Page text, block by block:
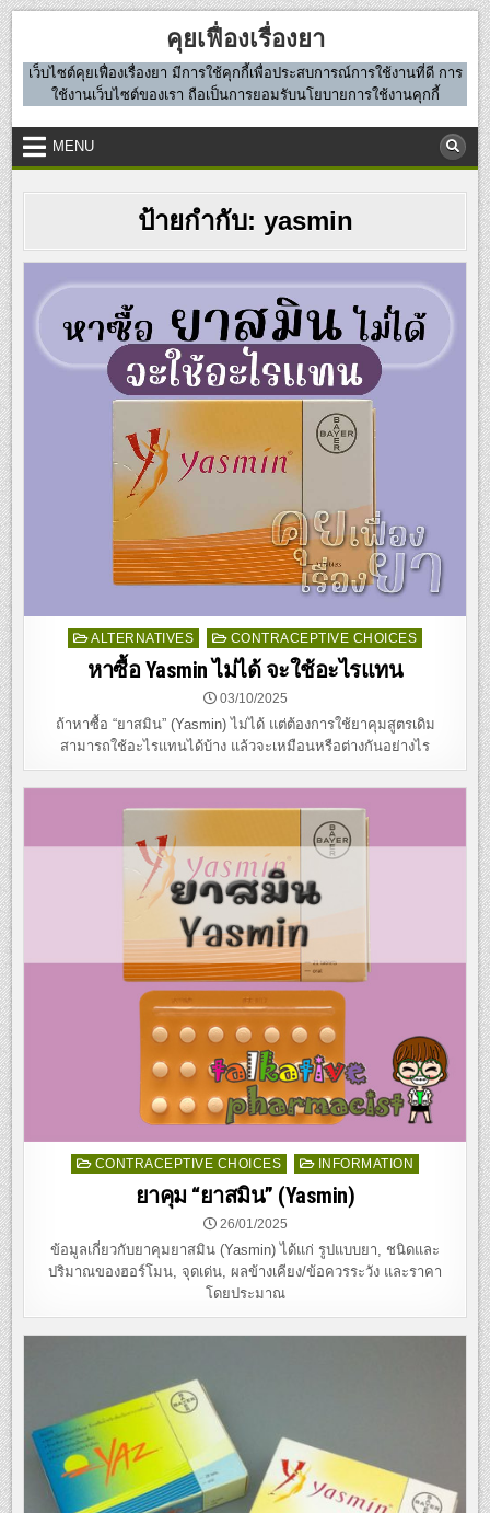
Skip
to
content
คุยเฟื่องเรื่องยา
เว็บไซต์คุยเฟื่องเรื่องยา มีการใช้คุกกี้เพื่อประสบการณ์การใช้งานที่ดี การ
ใช้งานเว็บไซต์ของเรา ถือเป็นการยอมรับนโยบายการใช้งานคุกกี้
MENU
ป้ายกำกับ: yasmin
PostedALTERNATIVES CONTRACEPTIVE CHOICES
หาซื้อ Yasmin ไม่ได้ จะใช้อะไรแทน
03/10/2025
ถ้าหาซื้อ “ยาสมิน” (Yasmin) ไม่ได้ แต่ต้องการใช้ยาคุมสูตรเดิม
สามารถใช้อะไรแทนได้บ้าง แล้วจะเหมือนหรือต่างกันอย่างไร
PostedCONTRACEPTIVE CHOICES INFORMATION
ยาคุม “ยาสมิน” (Yasmin)
26/01/2025
ข้อมูลเกี่ยวกับยาคุมยาสมิน (Yasmin) ได้แก่ รูปแบบยา, ชนิดและ
ปริมาณของฮอร์โมน, จุดเด่น, ผลข้างเคียง/ข้อควรระวัง และราคา
โดยประมาณ